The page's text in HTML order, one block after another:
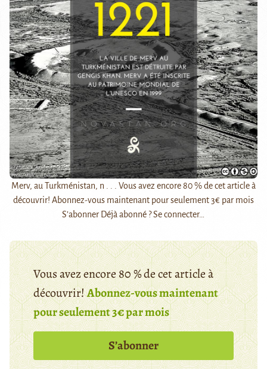
Merv, au Turkménistan, n . . . Vous avez encore 80 % de cet article à
découvrir! Abonnez-vous maintenant pour seulement 3€ par mois
S’abonner Déjà abonné ? Se connecter…
Vous avez encore 80 % de cet article à
découvrir!Abonnez-vous maintenant
pour seulement 3€ par mois
S’abonner